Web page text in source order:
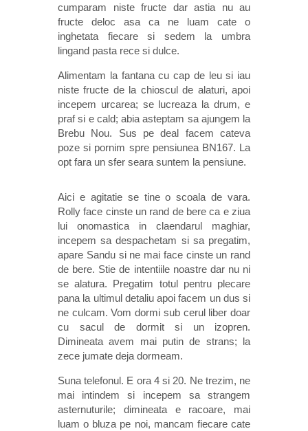
cumparam niste fructe dar astia nu au
fructe deloc asa ca ne luam cate o
inghetata fiecare si sedem la umbra
lingand pasta rece si dulce.
Alimentam la fantana cu cap de leu si iau
niste fructe de la chioscul de alaturi, apoi
incepem urcarea; se lucreaza la drum, e
praf si e cald; abia asteptam sa ajungem la
Brebu Nou. Sus pe deal facem cateva
poze si pornim spre pensiunea BN167. La
opt fara un sfer seara suntem la pensiune.
Aici e agitatie se tine o scoala de vara.
Rolly face cinste un rand de bere ca e ziua
lui onomastica in claendarul maghiar,
incepem sa despachetam si sa pregatim,
apare Sandu si ne mai face cinste un rand
de bere. Stie de intentiile noastre dar nu ni
se alatura. Pregatim totul pentru plecare
pana la ultimul detaliu apoi facem un dus si
ne culcam. Vom dormi sub cerul liber doar
cu sacul de dormit si un izopren.
Dimineata avem mai putin de strans; la
zece jumate deja dormeam.
Suna telefonul. E ora 4 si 20. Ne trezim, ne
mai intindem si incepem sa strangem
asternuturile; dimineata e racoare, mai
luam o bluza pe noi, mancam fiecare cate